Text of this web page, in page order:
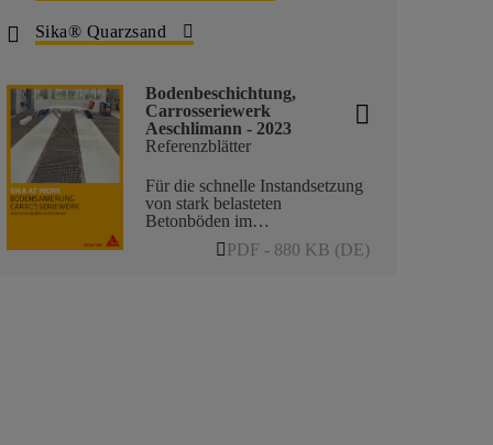
Sika® Quarzsand
Bodenbeschichtung,
Carrosseriewerk
Aeschlimann - 2023
Referenzblätter
Für die schnelle Instandsetzung
von stark belasteten
Betonböden im
Gewerbebereich kommen nur
Profi-Systeme in Frage. Ein
PDF - 880 KB (DE)